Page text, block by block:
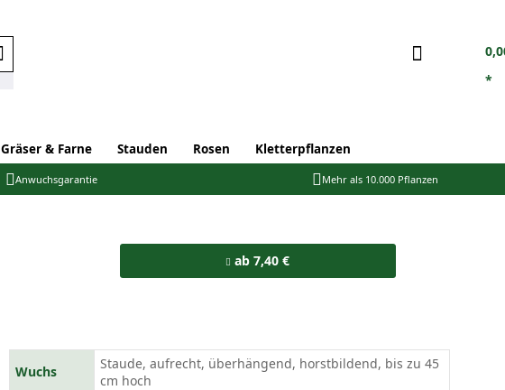
*
Gräser & Farne Stauden Rosen Kletterpflanzen
Anwuchsgarantie Mehr als 10.000 Pflanzen
ab 7,40 €
Wuchs
Staude, aufrecht, überhängend, horstbildend, bis zu 45
cm hoch